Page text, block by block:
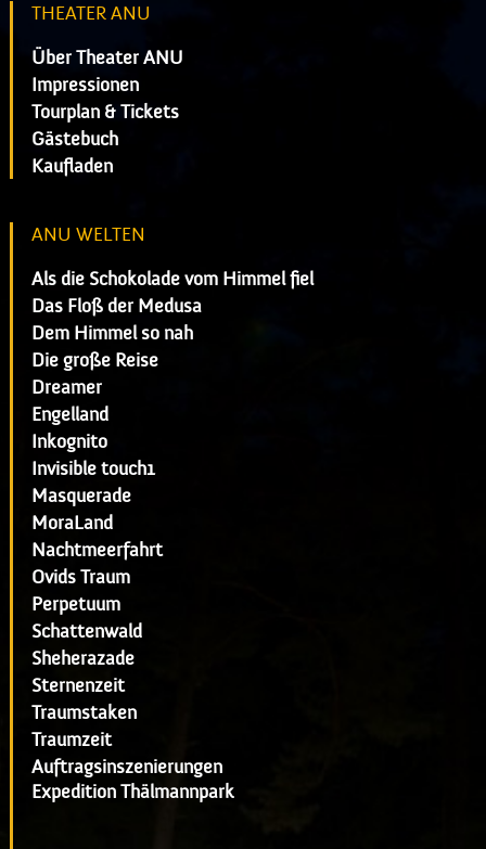
THEATER ANU
Über Theater ANU
Impressionen
Tourplan & Tickets
Gästebuch
Kaufladen
ANU WELTEN
Als die Schokolade vom Himmel fiel
Das Floß der Medusa
Dem Himmel so nah
Die große Reise
Dreamer
Engelland
Inkognito
Invisible touch1
Masquerade
MoraLand
Nachtmeerfahrt
Ovids Traum
Perpetuum
Schattenwald
Sheherazade
Sternenzeit
Traumstaken
Traumzeit
Auftragsinszenierungen
Expedition Thälmannpark